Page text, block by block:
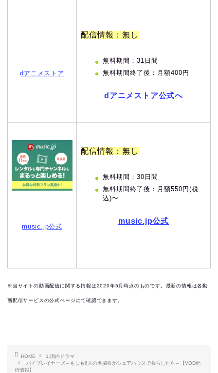
dアニメストア
配信情報：無し
無料期間：31日間
無料期間終了後：月額400円
dアニメストア公式へ
music.jp公式
配信情報：無し
無料期間：30日間
無料期間終了後：月額550円(税
込)〜
music.jp公式
※当サイトの動画配信に関する情報は2020年5月時点のものです。最新の情報は各動
画配信サービスの公式ページにて確認できます。
HOME
1.国内ドラマ
バイプレイヤーズ～もしも6人の名脇役がシェアハウスで暮らしたら～【VOD配
信情報】